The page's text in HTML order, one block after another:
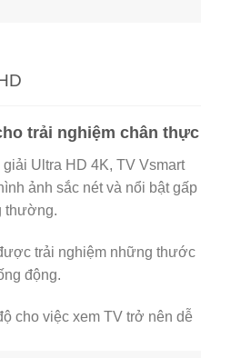
trải nghiệm chân thực
Ultra HD 4K, TV Vsmart
ảnh sắc nét và nổi bật gấp
thường.
trải nghiệm những thước
động.
cho việc xem TV trở nên dễ